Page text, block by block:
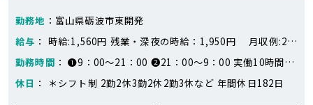
勤務地 ：富山県砺波市東開発
給与 ： 時給:1,560円 残業・深夜の時給：1,950円 月収例:25万円～32万円 ※259,350円～316,095円(固定残業1日2.5時間) 月14日勤務の場合 日勤：17,355円×7日=121,485円 夜勤：19,695円×7日=137,865円 合計：259,350円 月17日勤務の場合 日勤：17,355円×8日=138,840円 夜勤：19,695円×9日=177,255円 合計：316,095円 ※シフトにより変動します
勤務時間 ： ❶9：00～21：00 ❷21：00～9：00 実働10時間30分
休日 ： ＊シフト制 2勤2休3勤2休2勤3休など 年間休日182日